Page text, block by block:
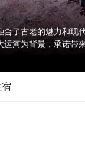
了古老的魅力和
河为背景，承诺
。对于那些寻求